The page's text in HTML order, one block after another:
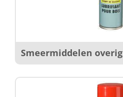
Smeermiddelen overig